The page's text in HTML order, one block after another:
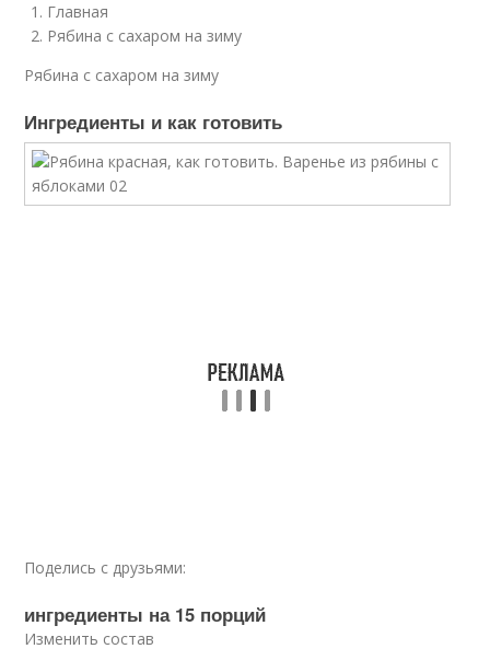
Главная
Рябина с сахаром на зиму
Рябина с сахаром на зиму
Ингредиенты и как готовить
Поделись с друзьями:
ингредиенты на 15 порций
Изменить состав